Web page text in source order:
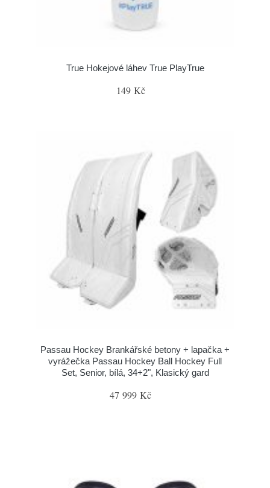
True Hokejové láhev True PlayTrue
149 Kč
Passau Hockey Brankářské betony + lapačka +
vyrážečka Passau Hockey Ball Hockey Full
Set, Senior, bílá, 34+2", Klasický gard
47 999 Kč